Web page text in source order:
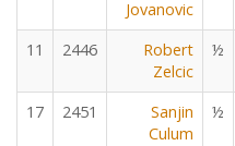
Jovanovic
11 2446
Robert
Zelcic
½
17 2451
Sanjin
Culum
½